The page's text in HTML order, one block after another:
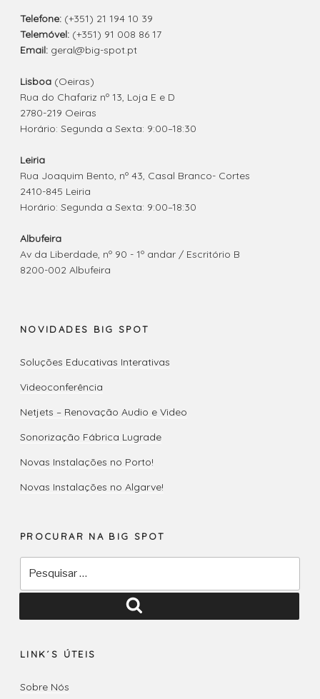
Telefone: (+351) 21 194 10 39
Telemóvel: (+351) 91 008 86 17
Email: geral@big-spot.pt
Lisboa (Oeiras)
Rua do Chafariz nº 13, Loja E e D
2780-219 Oeiras
Horário: Segunda a Sexta: 9:00–18:30
Leiria
Rua Joaquim Bento, nº 43, Casal Branco- Cortes
2410-845 Leiria
Horário: Segunda a Sexta: 9:00–18:30
Albufeira
Av da Liberdade, nº 90 - 1º andar / Escritório B
8200-002 Albufeira
NOVIDADES BIG SPOT
Soluções Educativas Interativas
Videoconferência
Netjets – Renovação Audio e Video
Sonorização Fábrica Lugrade
Novas Instalações no Porto!
Novas Instalações no Algarve!
PROCURAR NA BIG SPOT
por:
LINK´S ÚTEIS
Sobre Nós